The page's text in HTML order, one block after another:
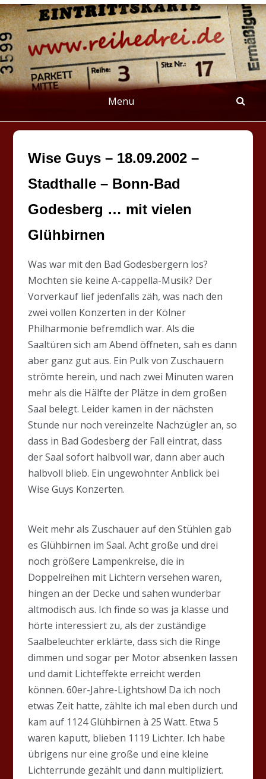
Skip
to
contentREIHEDREI
Berichte über Groß- und Kleinkunst
Menu
Wise Guys – 18.09.2002 –
Stadthalle – Bonn-Bad
Godesberg … mit vielen
Glühbirnen
Was war mit den Bad Godesbergern los?
Mochten sie keine A-cappella-Musik? Der
Vorverkauf lief jedenfalls zäh, was nach den
zwei vollen Konzerten in der Kölner
Philharmonie befremdlich war. Als die
Saaltüren sich am Abend öffneten, sah es dann
aber ganz gut aus. Ein Pulk von Zuschauern
strömte herein, und nach zwei Minuten waren
mehr als die Hälfte der Plätze in dem großen
Saal belegt. Leider kamen in der nächsten
Stunde nur noch vereinzelte Nachzügler an, so
dass in Bad Godesberg der Fall eintrat, dass
der Saal sofort halbvoll war, dann aber auch
halbvoll blieb. Ein ungewohnter Anblick bei
Wise Guys Konzerten.
Weit mehr als Zuschauer auf den Stühlen gab
es Glühbirnen im Saal. Acht große und drei
noch größere Lampenkreise, die in
Doppelreihen mit Lichtern versehen waren,
hingen an der Decke und sahen wunderbar
altmodisch aus. Ich finde so was ja klasse und
hörte interessiert zu, als der zuständige
Saalbeleuchter erklärte, dass sich die Ringe
dimmen und sogar per Motor absenken lassen
und damit Lichteffekte erreicht werden
können. 60er-Jahre-Lightshow! Da ich noch
etwas Zeit hatte, zählte ich mal eben durch und
kam auf 1124 Glühbirnen à 25 Watt. Etwa 5
waren kaputt, blieben 1119 Lichter. Ich habe
übrigens nur eine große und eine kleine
Lichterrunde gezählt und dann multipliziert.